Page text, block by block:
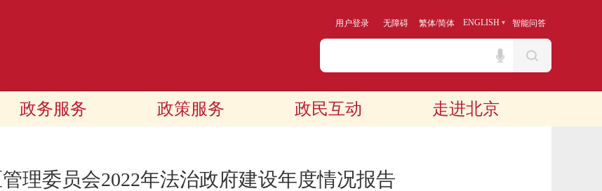
用户登录 无障碍 繁体/简体 ENGLISH 智能问答
政务服务 政策服务 政民互动 走进北京
理委员会2022年法治政府建设年度情况报告